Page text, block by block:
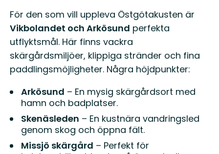
För den som vill uppleva Östgötakusten är
Vikbolandet och Arkösund perfekta
utflyktsmål. Här finns vackra
skärgårdsmiljöer, klippiga stränder och fina
paddlingsmöjligheter. Några höjdpunkter:
Arkösund – En mysig skärgårdsort med
hamn och badplatser.
Skenäsleden – En kustnära vandringsled
genom skog och öppna fält.
Missjö skärgård – Perfekt för